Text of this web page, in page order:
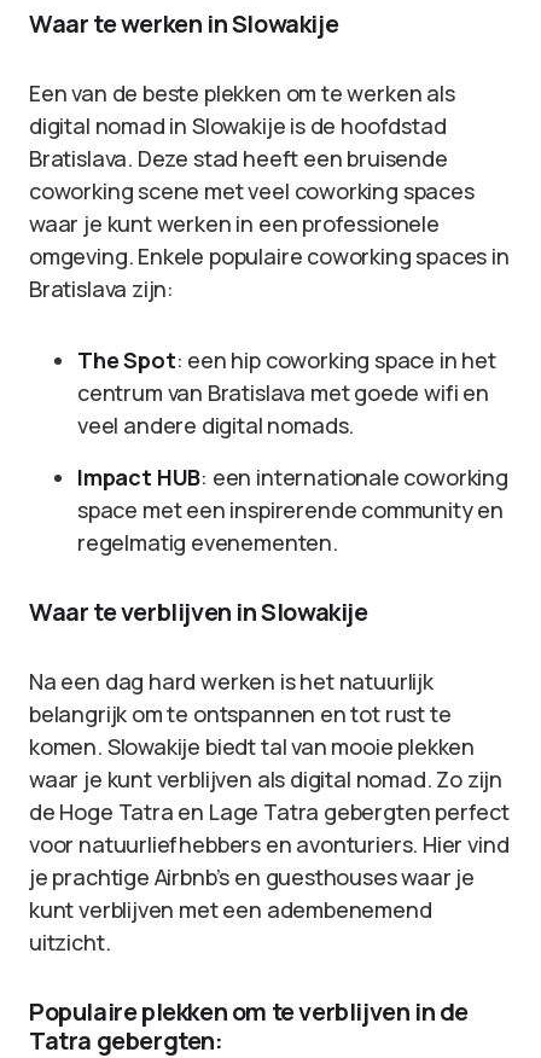
Waar te werken in Slowakije
Een van de beste plekken om te werken als
digital nomad in Slowakije is de hoofdstad
Bratislava. Deze stad heeft een bruisende
coworking scene met veel coworking spaces
waar je kunt werken in een professionele
omgeving. Enkele populaire coworking spaces in
Bratislava zijn:
The Spot: een hip coworking space in het
centrum van Bratislava met goede wifi en
veel andere digital nomads.
Impact HUB: een internationale coworking
space met een inspirerende community en
regelmatig evenementen.
Waar te verblijven in Slowakije
Na een dag hard werken is het natuurlijk
belangrijk om te ontspannen en tot rust te
komen. Slowakije biedt tal van mooie plekken
waar je kunt verblijven als digital nomad. Zo zijn
de Hoge Tatra en Lage Tatra gebergten perfect
voor natuurliefhebbers en avonturiers. Hier vind
je prachtige Airbnb’s en guesthouses waar je
kunt verblijven met een adembenemend
uitzicht.
Populaire plekken om te verblijven in de
Tatra gebergten: